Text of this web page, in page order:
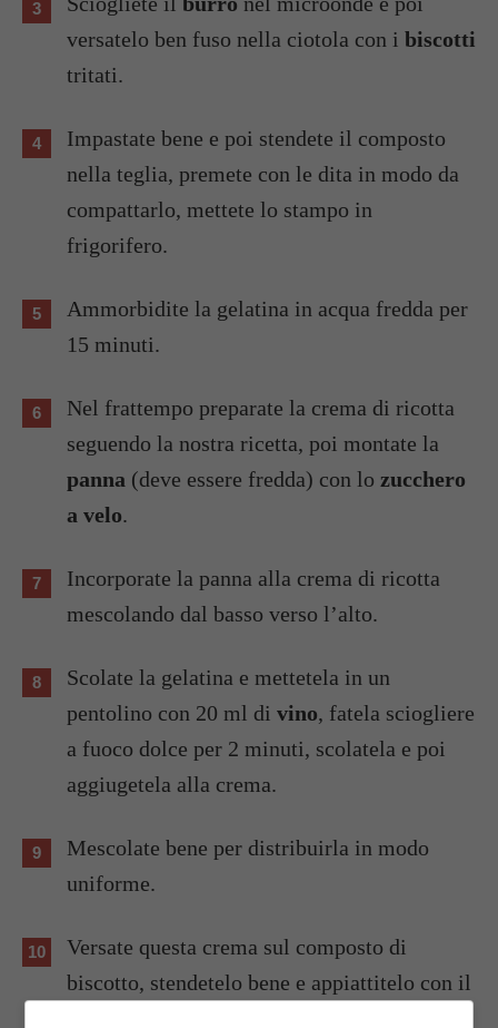
versatelo ben fuso nella ciotola con i biscotti
tritati.
Impastate bene e poi stendete il composto
nella teglia, premete con le dita in modo da
compattarlo, mettete lo stampo in
frigorifero.
Ammorbidite la gelatina in acqua fredda per
15 minuti.
Nel frattempo preparate la crema di ricotta
seguendo la nostra ricetta, poi montate la
panna (deve essere fredda) con lo zucchero
a velo.
Incorporate la panna alla crema di ricotta
mescolando dal basso verso l’alto.
Scolate la gelatina e mettetela in un
pentolino con 20 ml di vino, fatela sciogliere
a fuoco dolce per 2 minuti, scolatela e poi
aggiugetela alla crema.
Mescolate bene per distribuirla in modo
uniforme.
Versate questa crema sul composto di
biscotto, stendetelo bene e appiattitelo con il